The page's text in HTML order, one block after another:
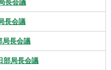
長会議
長会議
局長会議
部局長会議